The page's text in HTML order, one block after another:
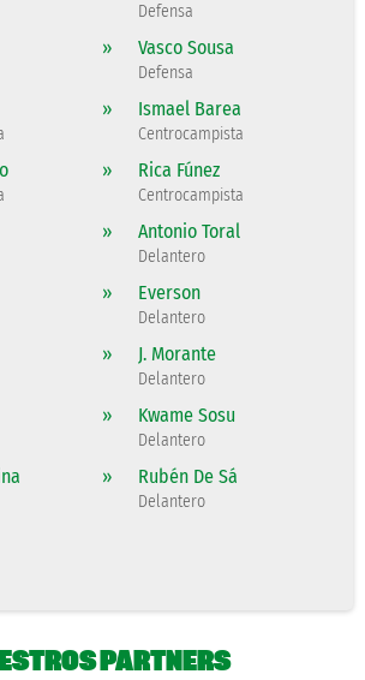
Defensa
» Vasco Sousa
Defensa
» Ismael Barea
Centrocampista
» Rica Fúnez
Centrocampista
» Antonio Toral
Delantero
» Everson
Delantero
» J. Morante
Delantero
» Kwame Sosu
Delantero
» Rubén De Sá
Delantero
PARTNERS